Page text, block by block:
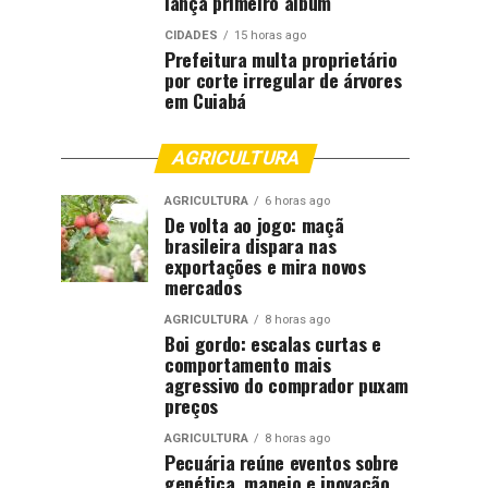
CIDADES 15 horas ago
Prefeitura multa proprietário
por corte irregular de árvores
em Cuiabá
AGRICULTURA
AGRICULTURA 6 horas ago
De volta ao jogo: maçã
brasileira dispara nas
exportações e mira novos
mercados
AGRICULTURA 8 horas ago
Boi gordo: escalas curtas e
comportamento mais
agressivo do comprador puxam
preços
AGRICULTURA 8 horas ago
Pecuária reúne eventos sobre